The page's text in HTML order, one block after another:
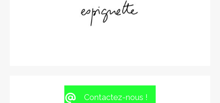
Contactez-nous !